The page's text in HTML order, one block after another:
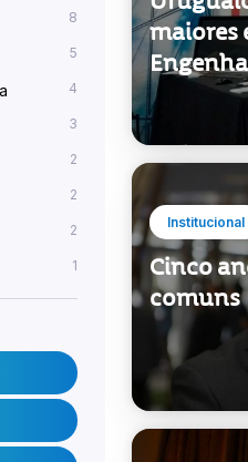
8
5
4
3
2
2
2
1
maiores
Institucional
Cinco
comuns